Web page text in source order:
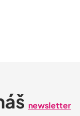
newsletter